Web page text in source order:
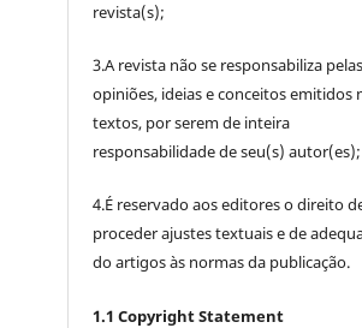
revista(s);
3.A revista não se responsabiliza pelas
opiniões, ideias e conceitos emitidos
textos, por serem de inteira
responsabilidade de seu(s) autor(es);
4.É reservado aos editores o direito
proceder ajustes textuais e de
do artigos às normas da publicação.
1.1 Copyright Statement